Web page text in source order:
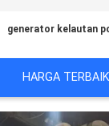
generator kelautan
HARGA TERBAIK